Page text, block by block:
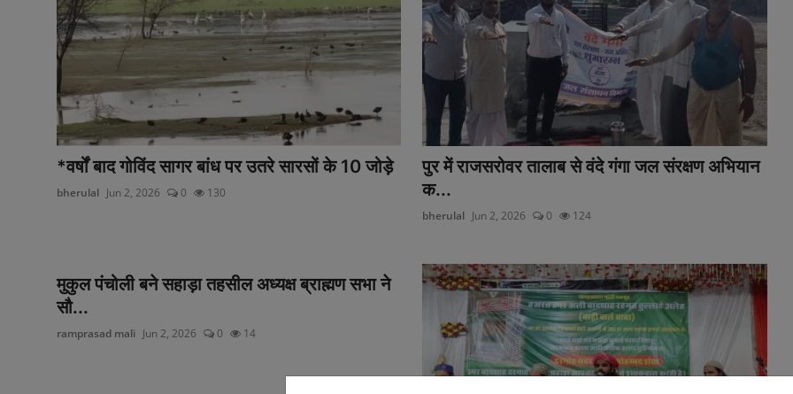
*वर्षों बाद गोविंद सागर बांध पर उतरे सारसों के 10 जोड़े
bherulal Jun 2, 2026 0 130
पुर में राजसरोवर तालाब से वंदे गंगा जल संरक्षण अभियान
क...
bherulal Jun 2, 2026 0 124
मुकुल पंचोली बने सहाड़ा तहसील अध्यक्ष ब्राह्मण सभा ने
सौ...
ramprasad mali Jun 2, 2026 0 14